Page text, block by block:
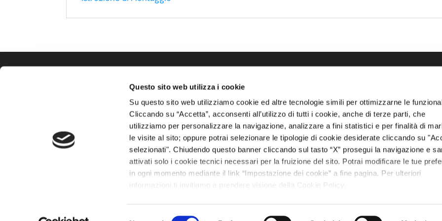
Questo sito web utilizza i cookie
Su questo sito web utilizziamo cookie ed altre tecnologie simili per ottimizzarne le
Cliccando su “Accetta”, acconsenti all’utilizzo di tutti i cookie, anche di terze parti, che
utilizziamo per personalizzare la navigazione, analizzare a fini statistici e per finalità di
le visite al sito; oppure potrai selezionare le tipologie di cookie desiderate cliccando su
selezionati". Chiudendo questo banner cliccando sul tasto “X” prosegui la navigazione e
attivati solo i cookie tecnici necessari per la fruizione del sito. Potrai modificare le tue
in ogni momento mediante il link “Impostazione dei cookie” a fine pagina. Per ulteriori
informazioni ti invitiamo a prendere visione della Cookie Policy.
Rainbow Italia Srlè
unico importatore per l’Italia
dei prodotti Rainbow Play
Systems Inc., Imagination
Playground e Springfree
Catalogo
Strutture Rainbow
Imagination Playground
Trampolini
Giochi a Molla
C.F./P.IVA 03603030275 - Reg. Imp. di Venezia n. 03603030275 - Cap. soc. 10.000 euro - i.v. - N. REA 322322 - Privacy Policy-